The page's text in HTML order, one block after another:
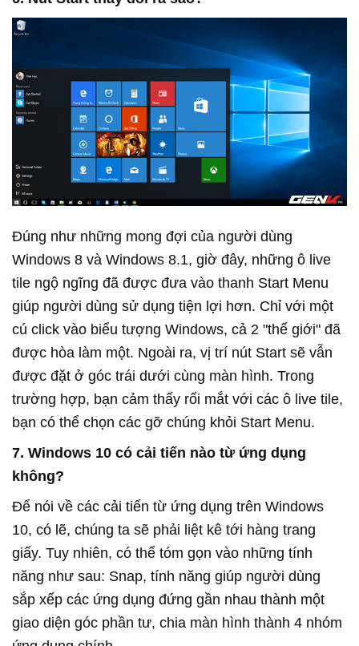
Đúng như những mong đợi của người dùng
Windows 8 và Windows 8.1, giờ đây, những ô live
tile ngộ ngĩng đã được đưa vào thanh Start Menu
giúp người dùng sử dụng tiện lợi hơn. Chỉ với một
cú click vào biểu tượng Windows, cả 2 "thế giới" đã
được hòa làm một. Ngoài ra, vị trí nút Start sẽ vẫn
được đặt ở góc trái dưới cùng màn hình. Trong
trường hợp, bạn cảm thấy rối mắt với các ô live tile,
bạn có thể chọn các gỡ chúng khỏi Start Menu.
7. Windows 10 có cải tiến nào từ ứng dụng
không?
Để nói về các cải tiến từ ứng dụng trên Windows
10, có lẽ, chúng ta sẽ phải liệt kê tới hàng trang
giấy. Tuy nhiên, có thể tóm gọn vào những tính
năng như sau: Snap, tính năng giúp người dùng
sắp xếp các ứng dụng đứng gần nhau thành một
giao diện góc phần tư, chia màn hình thành 4 nhóm